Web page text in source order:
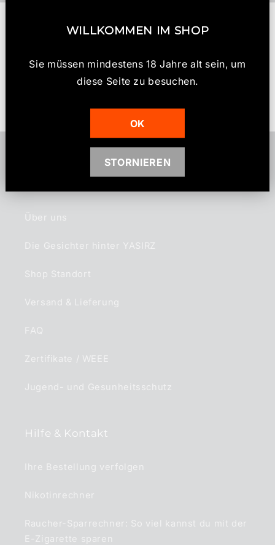
Kundenbewertungen
Schreiben Sie die erste Bewertung
Über uns
Die Gesichter hinter YASIRZ
Shop Standort
Versand & Lieferung
FAQ
Zertifikate / WEEE
Jugend- und Gesunheitsschutz
Hilfe & Kontakt
Ihre Bestellung verfolgen
Nikotinrechner
Raucher-Sparrechner: So viel kannst du mit der
E-Zigarette sparen
WILLKOMMEN IM SHOP
Sie müssen mindestens 18 Jahre alt sein, um
diese Seite zu besuchen.
OK
STORNIEREN